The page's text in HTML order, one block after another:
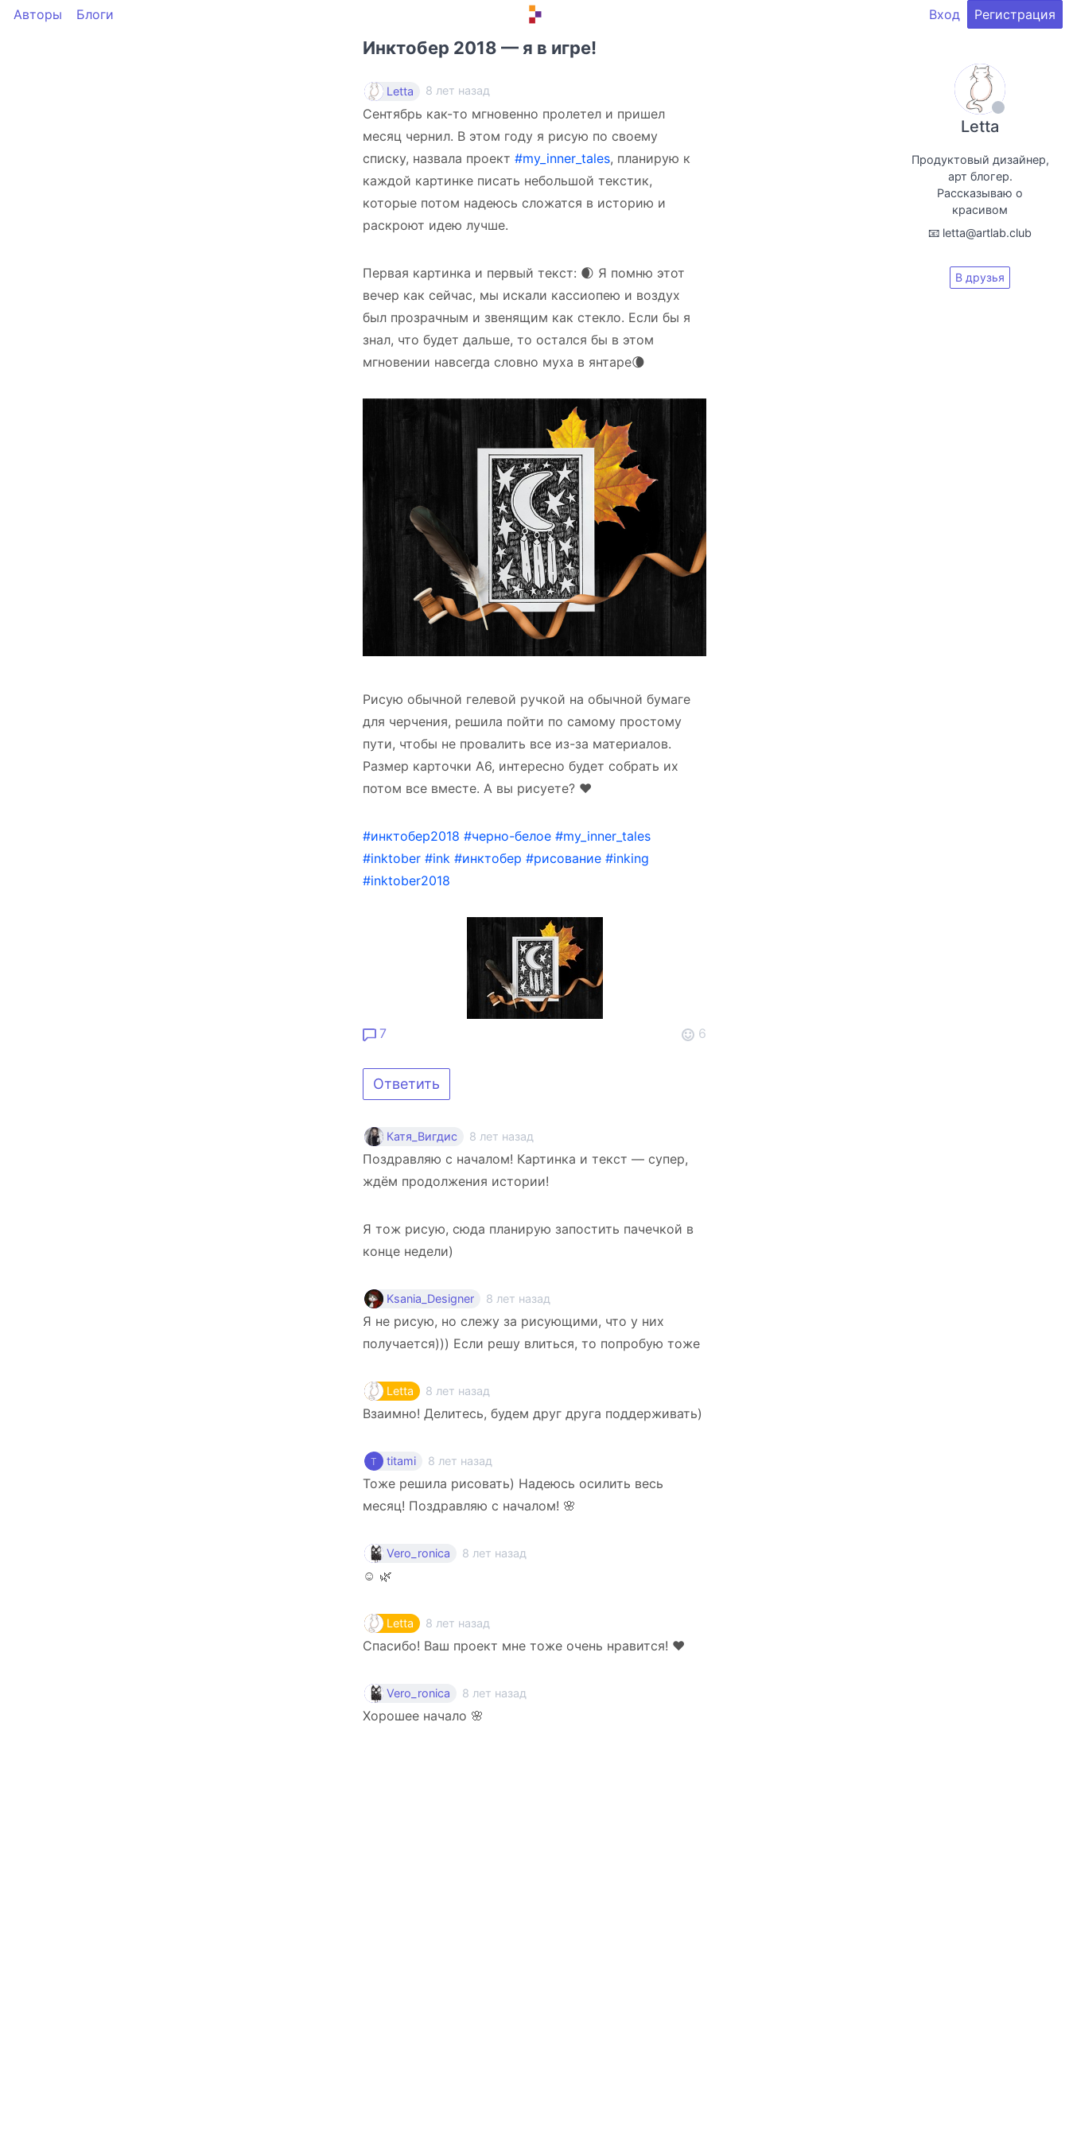
Авторы Блоги Вход Регистрация
Инктобер 2018 — я в игре!
Letta 8 лет назад
Сентябрь как-то мгновенно пролетел и пришел
месяц чернил. В этом году я рисую по своему
списку, назвала проект #my_inner_tales, планирую к
каждой картинке писать небольшой текстик,
которые потом надеюсь сложатся в историю и
раскроют идею лучше.
Первая картинка и первый текст: 🌒 Я помню этот
вечер как сейчас, мы искали кассиопею и воздух
был прозрачным и звенящим как стекло. Если бы я
знал, что будет дальше, то остался бы в этом
мгновении навсегда словно муха в янтаре🌘
Рисую обычной гелевой ручкой на обычной бумаге
для черчения, решила пойти по самому простому
пути, чтобы не провалить все из-за материалов.
Размер карточки А6, интересно будет собрать их
потом все вместе. А вы рисуете? ❤️
#инктобер2018 #черно-белое #my_inner_tales
#inktober #ink #инктобер #рисование #inking
#inktober2018
7 6
Ответить
Катя_Вигдис 8 лет назад
Поздравляю с началом! Картинка и текст — супер,
ждём продолжения истории!
Я тож рисую, сюда планирую запостить пачечкой в
конце недели)
Ksania_Designer 8 лет назад
Я не рисую, но слежу за рисующими, что у них
получается))) Если решу влиться, то попробую тоже
Letta 8 лет назад
Взаимно! Делитесь, будем друг друга поддерживать)
titami 8 лет назад
Тоже решила рисовать) Надеюсь осилить весь
месяц! Поздравляю с началом! 🌸
Vero_ronica 8 лет назад
☺️ 🌿
Letta 8 лет назад
Спасибо! Ваш проект мне тоже очень нравится! ❤️
Vero_ronica 8 лет назад
Хорошее начало 🌸
Letta
Продуктовый дизайнер,
арт блогер.
Рассказываю о
красивом
📧 letta@artlab.club
В друзья